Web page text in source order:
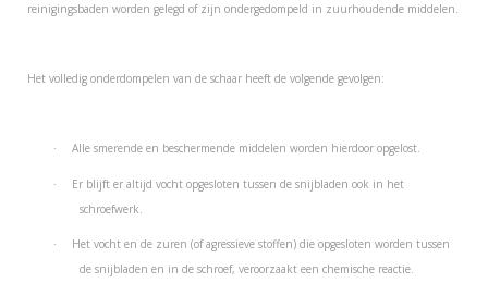
reinigingsbaden worden gelegd of zijn ondergedompeld in zuurhoudende middelen.
Het volledig onderdompelen van de schaar heeft de volgende gevolgen:
· Alle smerende en beschermende middelen worden hierdoor opgelost.
·
Er blijft er altijd vocht opgesloten tussen de snijbladen ook in het
schroefwerk.
·
Het vocht en de zuren (of agressieve stoffen) die opgesloten worden tussen
de snijbladen en in de schroef, veroorzaakt een chemische reactie.